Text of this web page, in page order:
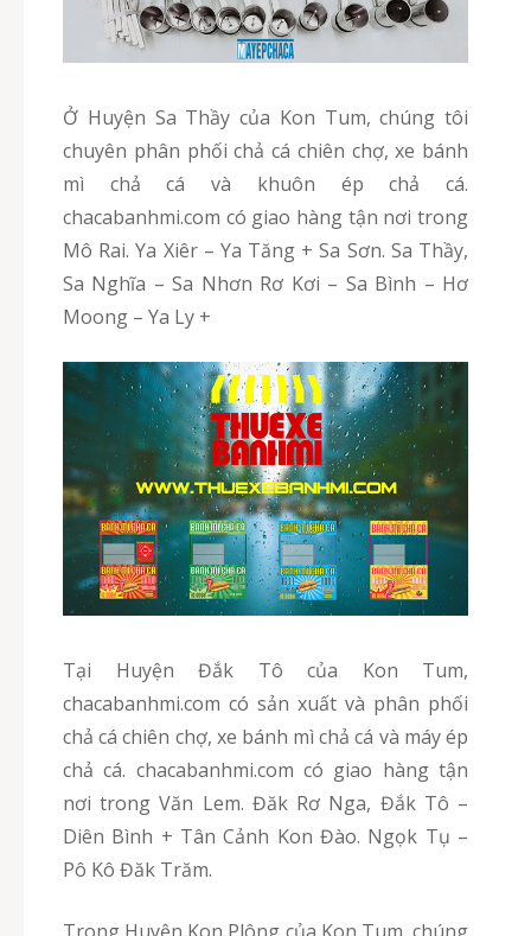
Ở Huyện Sa Thầy của Kon Tum, chúng tôi
chuyên phân phối chả cá chiên chợ, xe bánh
mì chả cá và khuôn ép chả cá.
chacabanhmi.com có giao hàng tận nơi trong
Mô Rai. Ya Xiêr – Ya Tăng + Sa Sơn. Sa Thầy,
Sa Nghĩa – Sa Nhơn Rơ Kơi – Sa Bình – Hơ
Moong – Ya Ly +
Tại Huyện Đắk Tô của Kon Tum,
chacabanhmi.com có sản xuất và phân phối
chả cá chiên chợ, xe bánh mì chả cá và máy ép
chả cá. chacabanhmi.com có giao hàng tận
nơi trong Văn Lem. Đăk Rơ Nga, Đắk Tô –
Diên Bình + Tân Cảnh Kon Đào. Ngọk Tụ –
Pô Kô Đăk Trăm.